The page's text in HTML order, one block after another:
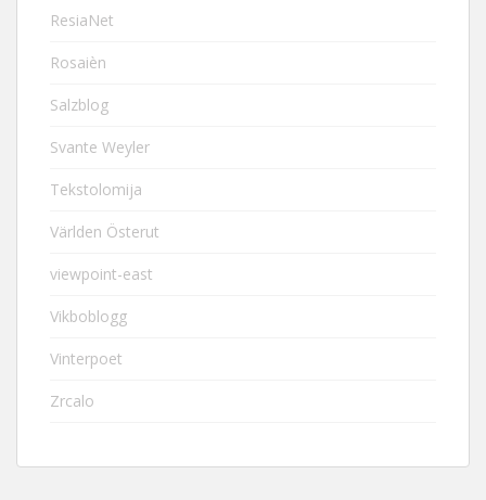
ResiaNet
Rosaièn
Salzblog
Svante Weyler
Tekstolomija
Världen Österut
viewpoint-east
Vikboblogg
Vinterpoet
Zrcalo